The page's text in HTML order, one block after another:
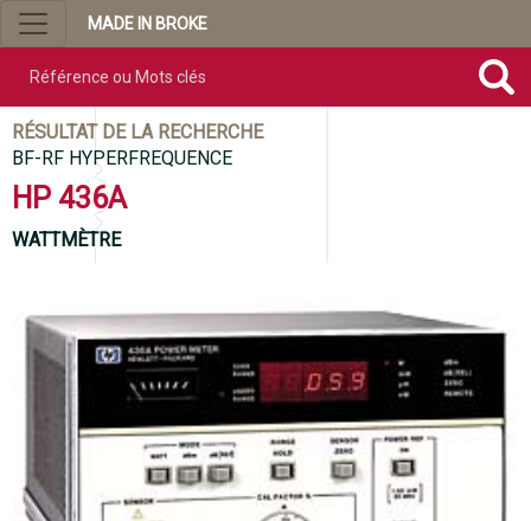
MADE IN BROKE
RÉSULTAT DE LA RECHERCHE
BF-RF HYPERFREQUENCE
HP 436A
WATTMÈTRE